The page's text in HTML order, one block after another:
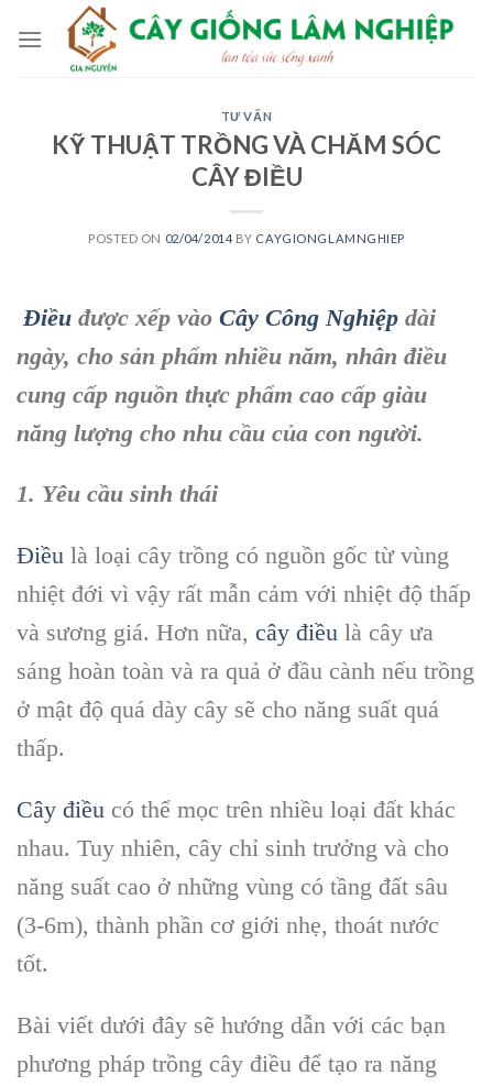
TƯ VẤN
KỸ THUẬT TRỒNG VÀ CHĂM SÓC
CÂY ĐIỀU
POSTED ON 02/04/2014 BY CAYGIONGLAMNGHIEP
Ðiều được xếp vào Cây Công Nghiệp dài
ngày, cho sản phẩm nhiều năm, nhân điều
cung cấp nguồn thực phẩm cao cấp giàu
năng lượng cho nhu cầu của con người.
1. Yêu cầu sinh thái
Điều là loại cây trồng có nguồn gốc từ vùng
nhiệt đới vì vậy rất mẫn cảm với nhiệt độ thấp
và sương giá. Hơn nữa, cây điều là cây ưa
sáng hoàn toàn và ra quả ở đầu cành nếu trồng
ở mật độ quá dày cây sẽ cho năng suất quá
thấp.
Cây điều có thể mọc trên nhiều loại đất khác
nhau. Tuy nhiên, cây chỉ sinh trưởng và cho
năng suất cao ở những vùng có tầng đất sâu
(3-6m), thành phần cơ giới nhẹ, thoát nước
tốt.
Bài viết dưới đây sẽ hướng dẫn với các bạn
phương pháp trồng cây điều để tạo ra năng